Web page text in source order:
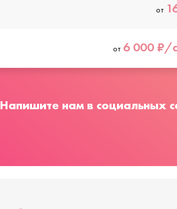
от
от 6 000 ₽/
Напишите нам в социальных